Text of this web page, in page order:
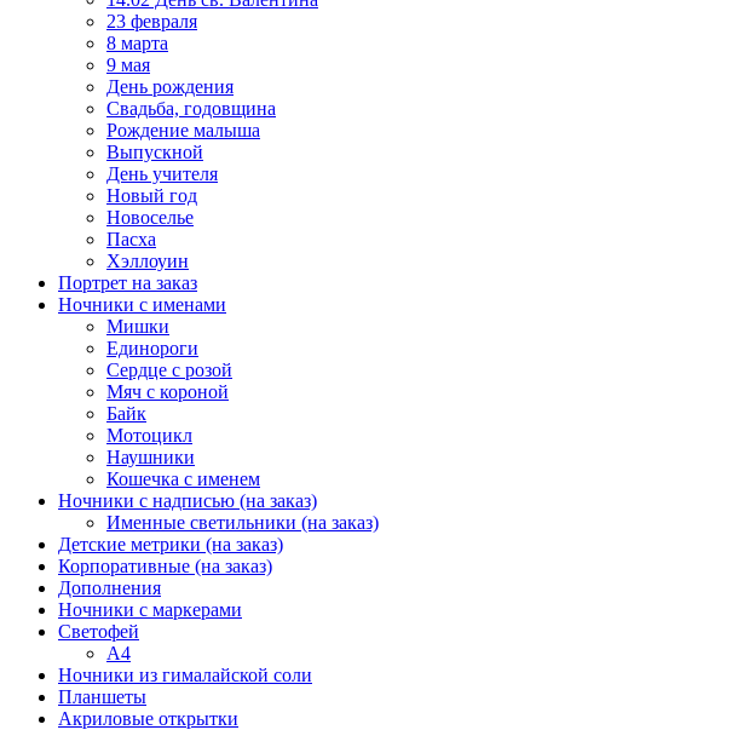
23 февраля
8 марта
9 мая
День рождения
Свадьба, годовщина
Рождение малыша
Выпускной
День учителя
Новый год
Новоселье
Пасха
Хэллоуин
Портрет на заказ
Ночники с именами
Мишки
Единороги
Сердце с розой
Мяч с короной
Байк
Мотоцикл
Наушники
Кошечка с именем
Ночники с надписью (на заказ)
Именные светильники (на заказ)
Детские метрики (на заказ)
Корпоративные (на заказ)
Дополнения
Ночники с маркерами
Светофей
А4
Ночники из гималайской соли
Планшеты
Акриловые открытки